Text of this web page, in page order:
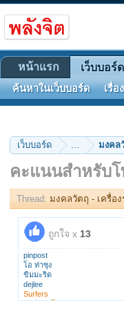
เว็บบอร์ด ... มงคล
คะแนนสำหรับ
Thread: มงคลวัตถุ - เครื่อ
ถูกใจ x 13
pinpost
โอ ท่าซุง
ขิมมะริด
dejlee
Surfers
ศิษย์ปิยธโร
หน้าแรก เว็บบอร์ด
ค้นหาในเว็บบอร์ด เรื่อ